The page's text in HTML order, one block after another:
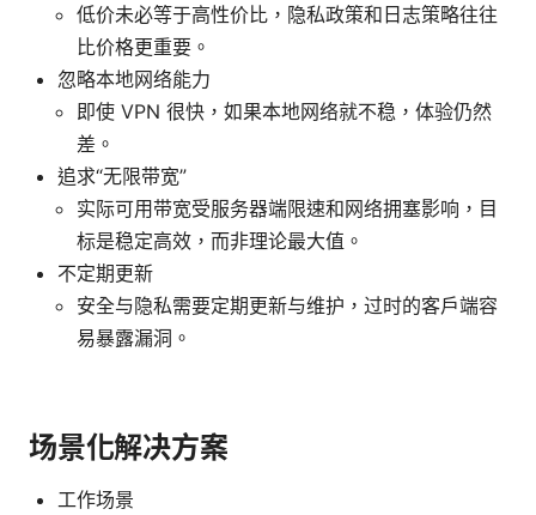
低价未必等于高性价比，隐私政策和日志策略往往
比价格更重要。
忽略本地网络能力
即使 VPN 很快，如果本地网络就不稳，体验仍然
差。
追求“无限带宽”
实际可用带宽受服务器端限速和网络拥塞影响，目
标是稳定高效，而非理论最大值。
不定期更新
安全与隐私需要定期更新与维护，过时的客户端容
易暴露漏洞。
场景化解决方案
工作场景